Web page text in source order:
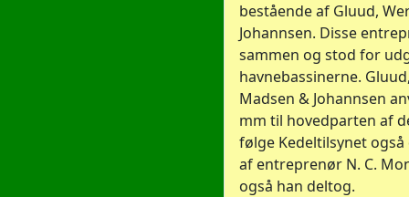
bestående af Gluud,
Johannsen. Disse
sammen og stod for
havnebassinerne.
Madsen & Johannsen
mm til hovedparten af
følge Kedeltilsynet
af entreprenør N. C.
også han deltog.